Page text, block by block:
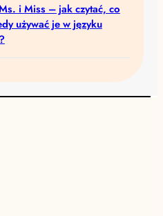
i Miss – jak czytać, co
używać je w języku